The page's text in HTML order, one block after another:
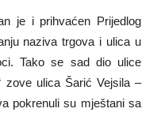
je i prihvaćen Prijedlog
naziva trgova i ulica u
Tako se sad dio ulice
zove ulica Šarić Vejsila –
pokrenuli su mještani sa